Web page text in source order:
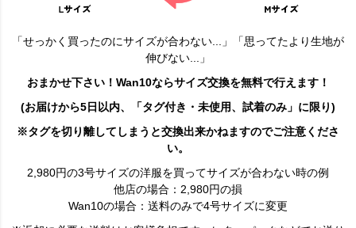
「せっかく買ったのにサイズが合わない...」「思ってたより生地が
伸びない...」
おまかせ下さい！Wan10ならサイズ交換を無料で行えます！
(お届けから5日以内、「タグ付き・未使用、試着のみ」に限り)
※タグを切り離してしまうと交換出来かねますのでご注意くださ
い。
2,980円の3号サイズの洋服を買ってサイズが合わない時の例
他店の場合：2,980円の損
Wan10の場合：送料のみで4号サイズに変更